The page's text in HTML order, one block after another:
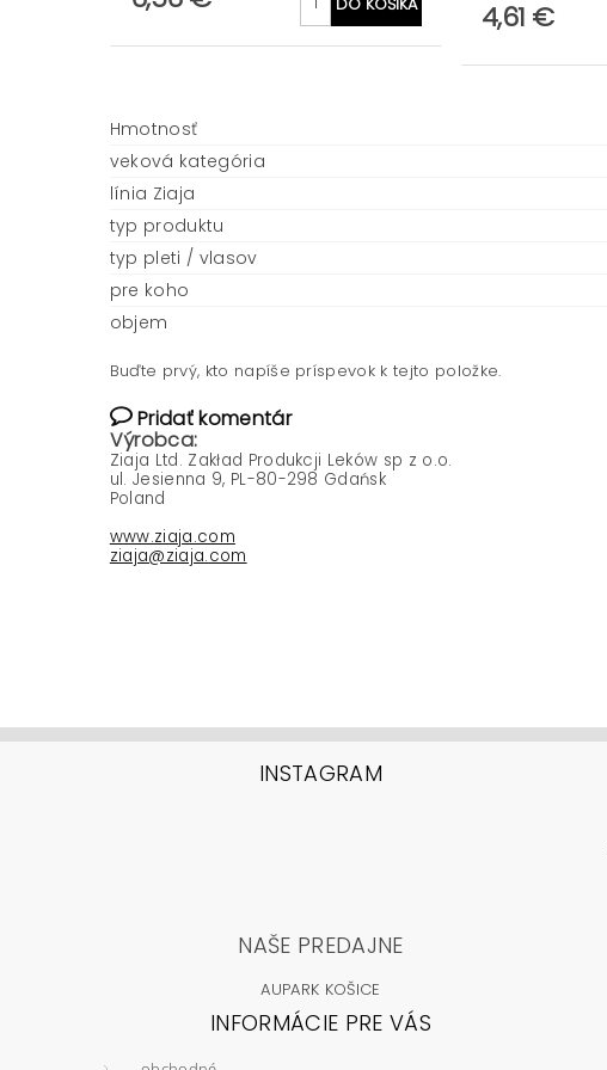
4,61 €
Hmotnosť
veková kategória
línia Ziaja
typ produktu
typ pleti / vlasov
pre koho
objem
Buďte prvý, kto napíše príspevok k tejto položke.
Pridať komentár
Výrobca:
Ziaja Ltd. Zakład Produkcji Leków sp z o.o.
ul. Jesienna 9, PL-80-298 Gdańsk
Poland
www.ziaja.com
ziaja@ziaja.com
INSTAGRAM
NAŠE PREDAJNE
AUPARK KOŠICE
INFORMÁCIE PRE VÁS